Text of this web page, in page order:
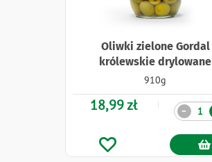
Oliwki zielone Gordal
królewskie drylowane
910g
18,99 zł Ilość
-